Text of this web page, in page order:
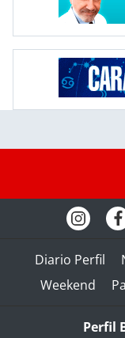
Diario Perfil
Weekend
Perfil